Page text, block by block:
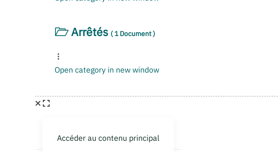
Arrêtés ( 1 Document )
Open category in new window